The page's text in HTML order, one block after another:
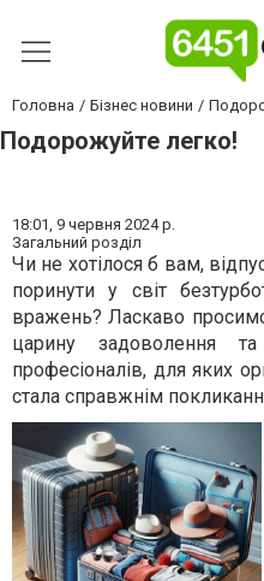
Головна Бізнес новини
Подорожуйте легко!
18:01, 9 червня 2024 р.
Загальний розділ
Чи не хотілося б вам,
поринути у світ
вражень? Ласкаво
царину задоволення
професіоналів, для яких
стала справжнім